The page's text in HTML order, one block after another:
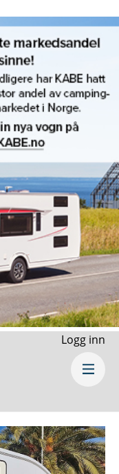
Logg inn